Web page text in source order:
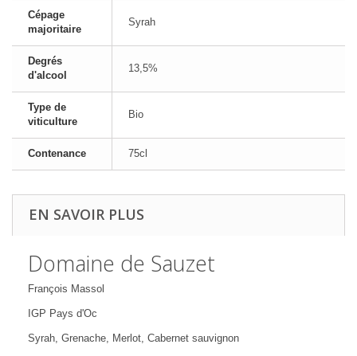
Cépage
majoritaire
Syrah
Degrés
d'alcool
13,5%
Type de
viticulture
Bio
Contenance 75cl
EN SAVOIR PLUS
Domaine de Sauzet
François Massol
IGP Pays d'Oc
Syrah, Grenache, Merlot, Cabernet sauvignon